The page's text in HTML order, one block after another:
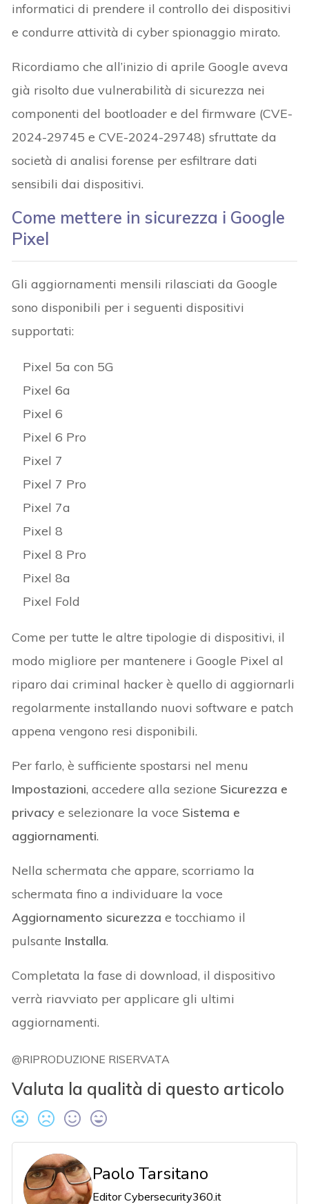
informatici di prendere il controllo dei dispositivi
e condurre attività di cyber spionaggio mirato.
Ricordiamo che all’inizio di aprile Google aveva
già risolto due vulnerabilità di sicurezza nei
componenti del bootloader e del firmware (CVE-
2024-29745 e CVE-2024-29748) sfruttate da
società di analisi forense per esfiltrare dati
sensibili dai dispositivi.
Come mettere in sicurezza i Google
Pixel
Gli aggiornamenti mensili rilasciati da Google
sono disponibili per i seguenti dispositivi
supportati:
Pixel 5a con 5G
Pixel 6a
Pixel 6
Pixel 6 Pro
Pixel 7
Pixel 7 Pro
Pixel 7a
Pixel 8
Pixel 8 Pro
Pixel 8a
Pixel Fold
Come per tutte le altre tipologie di dispositivi, il
modo migliore per mantenere i Google Pixel al
riparo dai criminal hacker è quello di aggiornarli
regolarmente installando nuovi software e patch
appena vengono resi disponibili.
Per farlo, è sufficiente spostarsi nel menu
Impostazioni, accedere alla sezione Sicurezza e
privacy e selezionare la voce Sistema e
aggiornamenti.
Nella schermata che appare, scorriamo la
schermata fino a individuare la voce
Aggiornamento sicurezza e tocchiamo il
pulsante Installa.
Completata la fase di download, il dispositivo
verrà riavviato per applicare gli ultimi
aggiornamenti.
@RIPRODUZIONE RISERVATA
Valuta la qualità di questo articolo
Paolo Tarsitano
Editor Cybersecurity360.it